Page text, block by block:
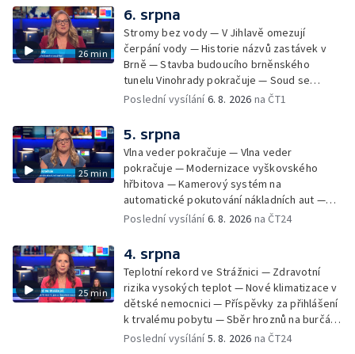
26 min
6. srpna
Stromy bez vody — V Jihlavě omezují
čerpání vody — Historie názvů zastávek v
Brně — Stavba budoucího brněnského
tunelu Vinohrady pokračuje — Soud se
žhářem zlínského baru — Odložení bourání
Czech Rally Zlín — Začal 7. ročník festivalu
Pop Messe — Přestavba mostu v Hodoníně
— Fenomén památníčků
Poslední vysílání6. 8. 2026 na ČT1
25 min
5. srpna
Vlna veder pokračuje — Vlna veder
pokračuje — Modernizace vyškovského
hřbitova — Kamerový systém na
automatické pokutování nákladních aut —
Demolice vyhořelé budovy ve Zlíně — Případ
stadionu na Vyškovsku — Výstraha před
bouřkami — Brno hostí Mezinárodní kytarový
festival — Očkování po kousnutí netopýrem
Poslední vysílání6. 8. 2026 na ČT24
25 min
4. srpna
Teplotní rekord ve Strážnici — Zdravotní
rizika vysokých teplot — Nové klimatizace v
dětské nemocnici — Příspěvky za přihlášení
k trvalému pobytu — Sběr hroznů na burčák
— Dokončení oprav vedení — Skončil termín
Poslední vysílání5. 8. 2026 na ČT24